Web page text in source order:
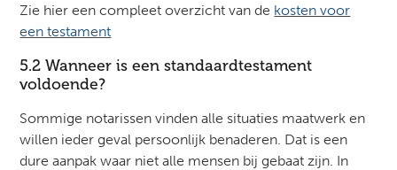
Zie hier een compleet overzicht van de kosten voor
een testament
5.2 Wanneer is een standaardtestament
voldoende?
Sommige notarissen vinden alle situaties maatwerk en
willen ieder geval persoonlijk benaderen. Dat is een
dure aanpak waar niet alle mensen bij gebaat zijn. In